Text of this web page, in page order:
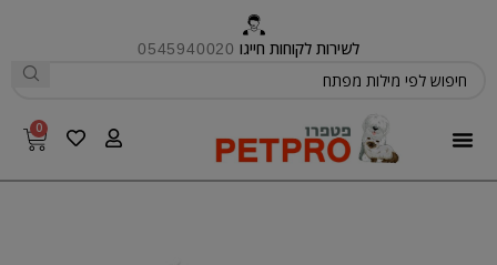
לשירות לקוחות חייגו 0545940020
0